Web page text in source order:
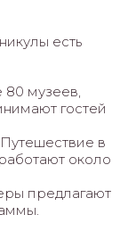
есть
музеев,
гостей
в
около
предлагают